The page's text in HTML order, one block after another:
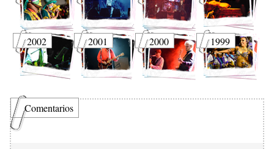
2002 2001 2000 1999
Comentarios